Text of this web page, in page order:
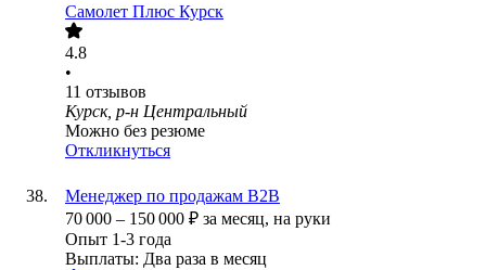
Самолет Плюс Курск
4.8
•
11 отзывов
Курск, р-н Центральный
Можно без резюме
Откликнуться
Менеджер по продажам B2B
70 000 – 150 000 ₽ за месяц, на руки
Опыт 1-3 года
Выплаты: Два раза в месяц